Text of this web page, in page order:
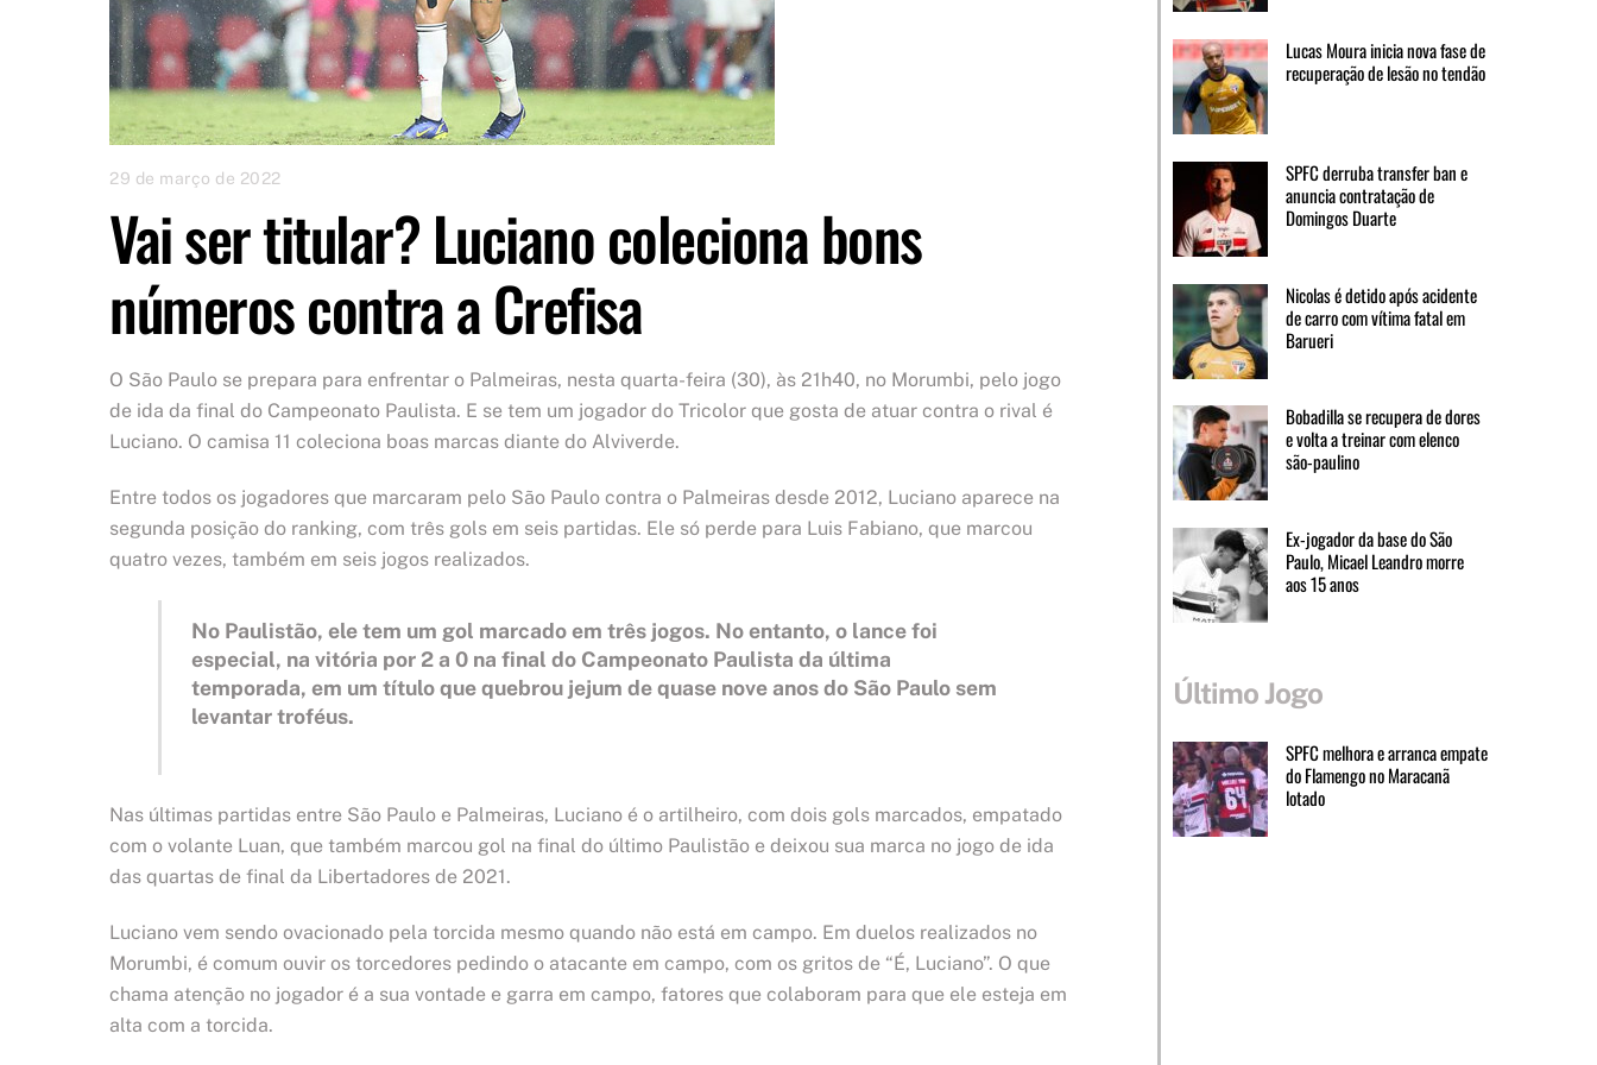
29 de março de 2022
Vai ser titular? Luciano coleciona bons
números contra a Crefisa
O São Paulo se prepara para enfrentar o Palmeiras, nesta quarta-feira (30), às 21h40, no Morumbi, pelo jogo
de ida da final do Campeonato Paulista. E se tem um jogador do Tricolor que gosta de atuar contra o rival é
Luciano. O camisa 11 coleciona boas marcas diante do Alviverde.
Entre todos os jogadores que marcaram pelo São Paulo contra o Palmeiras desde 2012, Luciano aparece na
segunda posição do ranking, com três gols em seis partidas. Ele só perde para Luis Fabiano, que marcou
quatro vezes, também em seis jogos realizados.
No Paulistão, ele tem um gol marcado em três jogos. No entanto, o lance foi
especial, na vitória por 2 a 0 na final do Campeonato Paulista da última
temporada, em um título que quebrou jejum de quase nove anos do São Paulo sem
levantar troféus.
Nas últimas partidas entre São Paulo e Palmeiras, Luciano é o artilheiro, com dois gols marcados, empatado
com o volante Luan, que também marcou gol na final do último Paulistão e deixou sua marca no jogo de ida
das quartas de final da Libertadores de 2021.
Luciano vem sendo ovacionado pela torcida mesmo quando não está em campo. Em duelos realizados no
Morumbi, é comum ouvir os torcedores pedindo o atacante em campo, com os gritos de “É, Luciano”. O que
chama atenção no jogador é a sua vontade e garra em campo, fatores que colaboram para que ele esteja em
alta com a torcida.
Lucas Moura inicia nova fase de
recuperação de lesão no tendão
SPFC derruba transfer ban e
anuncia contratação de
Domingos Duarte
Nicolas é detido após acidente
de carro com vítima fatal em
Barueri
Bobadilla se recupera de dores
e volta a treinar com elenco
são-paulino
Ex-jogador da base do São
Paulo, Micael Leandro morre
aos 15 anos
Último Jogo
SPFC melhora e arranca empate
do Flamengo no Maracanã
lotado